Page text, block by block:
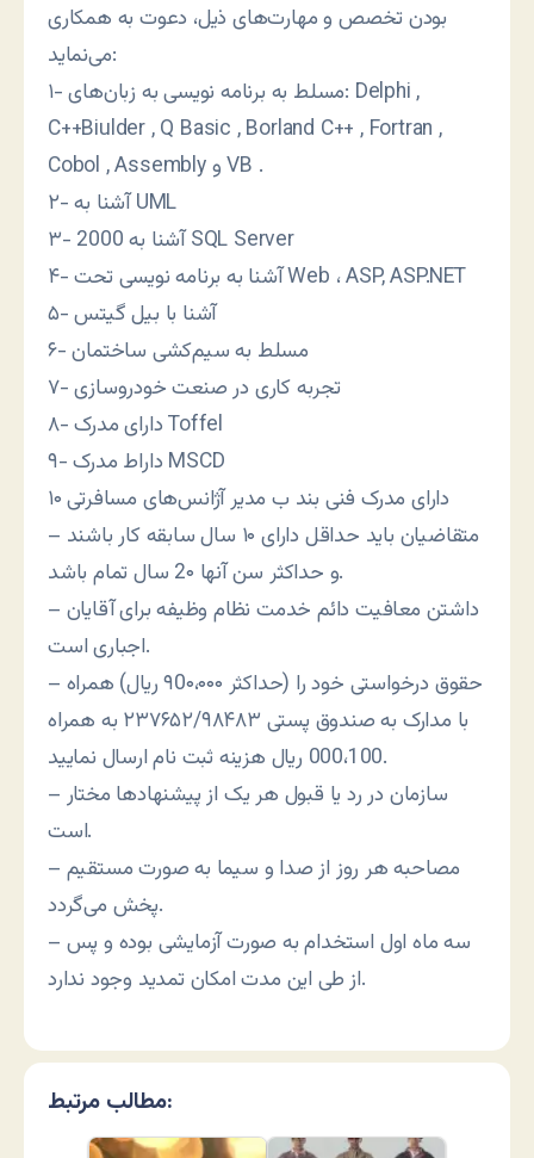
بودن تخصص و مهارت‌های ذیل، دعوت به همکاری
می‌نماید:
۱- مسلط به برنامه نویسی به زبان‌های: Delphi ,
C++Biulder , Q Basic , Borland C++ , Fortran ,
Cobol , Assembly و VB .
۲- آشنا به UML
۳- آشنا به 2000 SQL Server
۴- آشنا به برنامه نویسی تحت Web ، ASP, ASP.NET
۵- آشنا با بیل گیتس
۶- مسلط به سیم‌کشی ساختمان
۷- تجربه کاری در صنعت خودروسازی
۸- دارای مدرک Toffel
۹- داراط مدرک MSCD
۱۰ دارای مدرک فنی بند ب مدیر آژانس‌های مسافرتی
– متقاضیان باید حداقل دارای ۱۰ سال سابقه کار باشند
و حداکثر سن آنها 2۰ سال تمام باشد.
– داشتن معافیت دائم خدمت نظام وظیفه برای آقایان
اجباری است.
– حقوق درخواستی خود را (حداکثر ۹0۰،۰۰۰ ریال) همراه
با مدارک به صندوق پستی ۲۳۷۶۵۲/۹۸۴۸۳ به همراه
000،100 ریال هزینه ثبت نام ارسال نمایید.
– سازمان در رد یا قبول هر یک از پیشنهادها مختار
است.
– مصاحبه هر روز از صدا و سیما به صورت مستقیم
پخش می‌گردد.
– سه ماه اول استخدام به صورت آزمایشی بوده و پس
از طی این مدت امکان تمدید وجود ندارد.
مطالب مرتبط: